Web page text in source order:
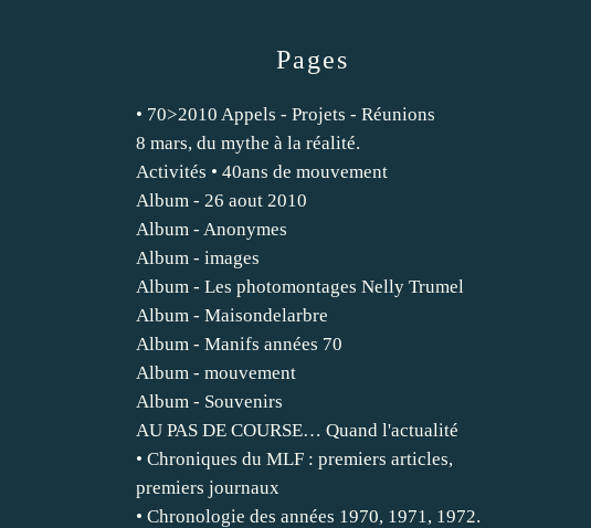
Pages
• 70>2010 Appels - Projets - Réunions
8 mars, du mythe à la réalité.
Activités • 40ans de mouvement
Album - 26 aout 2010
Album - Anonymes
Album - images
Album - Les photomontages Nelly Trumel
Album - Maisondelarbre
Album - Manifs années 70
Album - mouvement
Album - Souvenirs
AU PAS DE COURSE… Quand l'actualité
• Chroniques du MLF : premiers articles,
premiers journaux
• Chronologie des années 1970, 1971, 1972.